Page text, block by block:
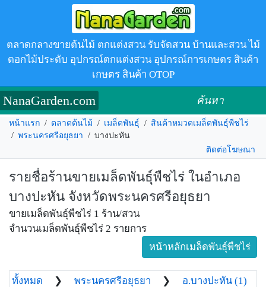
ตลาดกลางขายต้นไม้ ตกแต่งสวน รับจัดสวน บ้านและสวน ไม้
ดอกไม้ประดับ อุปกรณ์ตกแต่งสวน อุปกรณ์การเกษตร สินค้า
เกษตร สินค้า OTOP
NanaGarden.com ค้นหา
หน้าแรก / ตลาดต้นไม้ / เมล็ดพันธุ์ / สินค้าหมวดเมล็ดพันธุ์พืชไร่
/ พระนครศรีอยุธยา / บางปะหัน
ติดต่อโฆษณา
รายชื่อร้านขายเมล็ดพันธุ์พืชไร่ ในอำเภอ
บางปะหัน จังหวัดพระนครศรีอยุธยา
ขายเมล็ดพันธุ์พืชไร่ 1 ร้าน/สวน
จำนวนเมล็ดพันธุ์พืชไร่ 2 รายการ
หน้าหลักเมล็ดพันธุ์พืชไร่
ทั้งหมด ❯ พระนครศรีอยุธยา ❯ อ.บางปะหัน (1)